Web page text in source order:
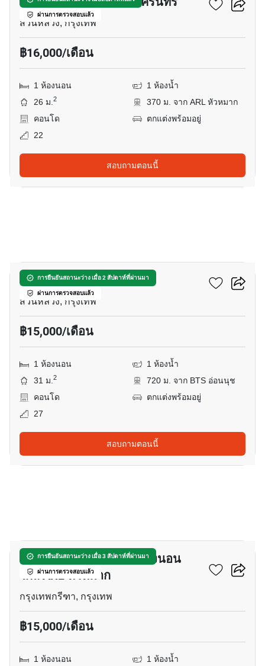
ผ่านการตรวจสอบแล้ว
สวนหลวง, กรุงเทพ
฿16,000/เดือน
1 ห้องนอน
1 ห้องน้ำ
26 ม.2
370 ม. จาก ARL หัวหมาก
คอนโด
ตกแต่งพร้อมอยู่
22
สอบถามตอนนี้
การยืนยันสถานะว่าง เมื่อ 2 สัปดาห์ที่ผ่านมา
ผ่านการตรวจสอบแล้ว
อาร์ทิมิส สุขุมวิท 77
สวนหลวง, กรุงเทพ
฿15,000/เดือน
1 ห้องนอน
1 ห้องน้ำ
31 ม.2
720 ม. จาก BTS อ่อนนุช
คอนโด
ตกแต่งพร้อมอยู่
27
สอบถามตอนนี้
การยืนยันสถานะว่าง เมื่อ 3 สัปดาห์ที่ผ่านมา
ผ่านการตรวจสอบแล้ว
เซอร์วิสอพาร์ทเมนท์ 1-ห้องนอน
ใกล้ ARL หัวหมาก
กรุงเทพกรีฑา, กรุงเทพ
฿15,000/เดือน
1 ห้องนอน
1 ห้องน้ำ